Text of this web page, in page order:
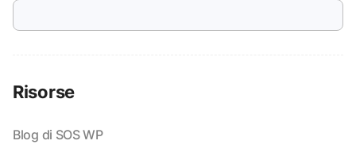
Risorse
Blog di SOS WP